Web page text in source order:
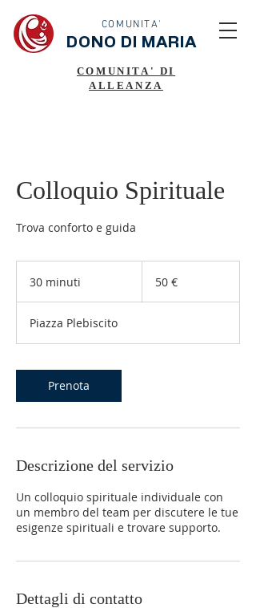
COMUNITA'
DONO DI MARIA
COMUNITA' DI
ALLEANZA
Colloquio Spirituale
Trova conforto e guida
30 minuti
i
n
t
i
50 €
Piazza Plebiscito
Prenota
Descrizione del servizio
Un colloquio spirituale individuale con
un membro del team per discutere le tue
esigenze spirituali e trovare supporto.
Dettagli di contatto